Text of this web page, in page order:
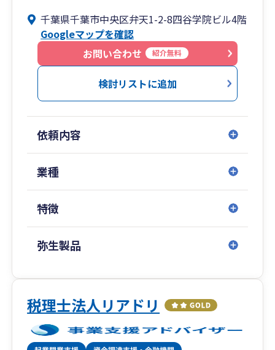
私の顧問先にも廃業に追い込まれた会社がありま
す。一方、毎年売上を
伸ばし、何十人、何百人もの従業員を抱えるよう
になった会社もあります。
両社の違いは何なのでしょうか？
この問いの答えは『原因と結果の法則』を知るこ
の経営理念を経営計画
として具体化していきます。この経営理念、経営
計画は従業員全員が共有
一緒に会社を大きくしていきましょう。
千葉県千葉市中央区弁天1-2-8四谷学院ビル4階
Googleマップを確認
お問い合わせ
紹介無料
検討リストに追加
依頼内容
業種
特徴
弥生製品
税理士法人リアドリ